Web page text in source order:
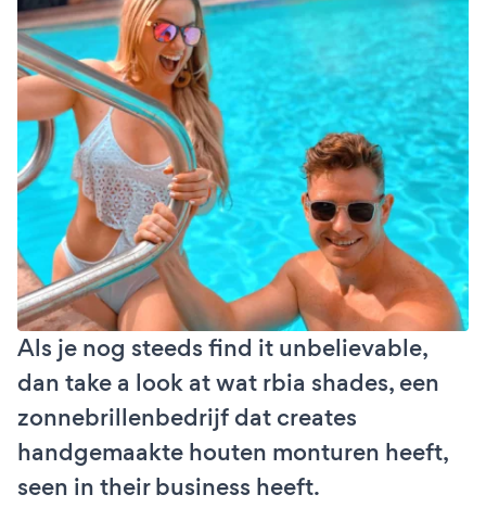
Als je nog steeds find it unbelievable,
dan take a look at wat rbia shades, een
zonnebrillenbedrijf dat creates
handgemaakte houten monturen heeft,
seen in their business heeft.